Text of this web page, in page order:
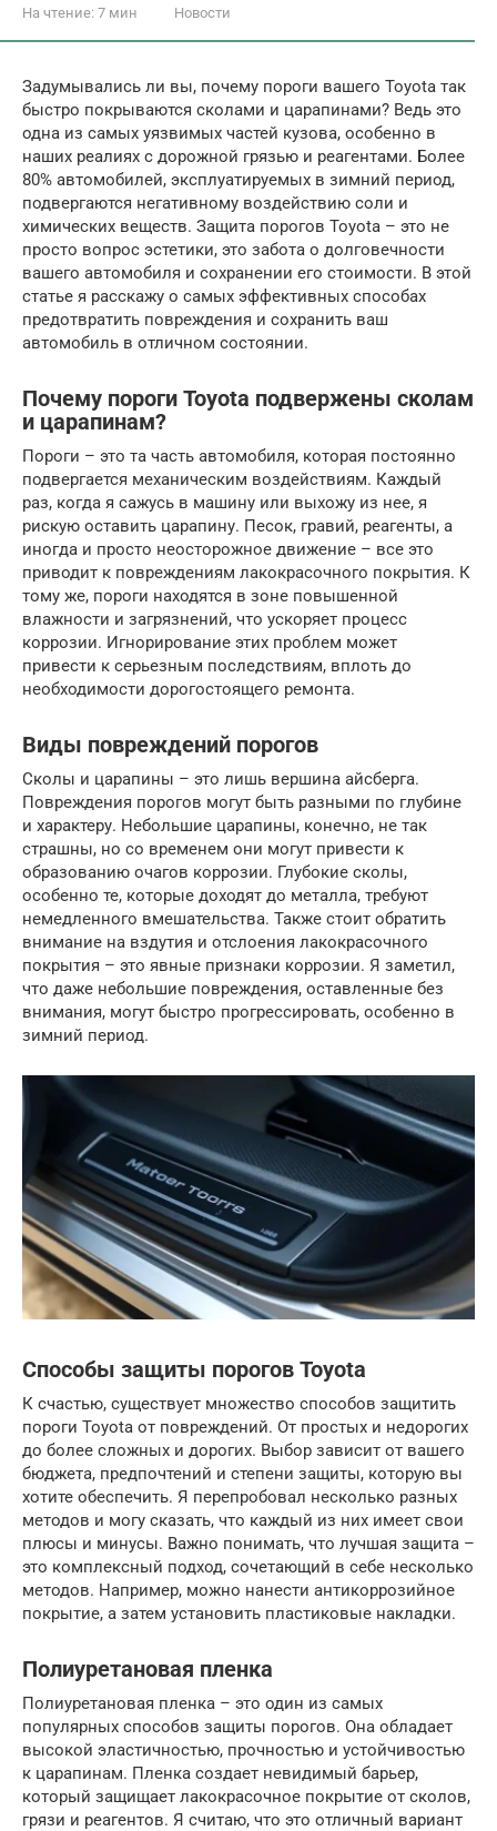
На чтение: 7 мин Новости
Задумывались ли вы, почему пороги вашего Toyota так
быстро покрываются сколами и царапинами? Ведь это
одна из самых уязвимых частей кузова, особенно в
наших реалиях с дорожной грязью и реагентами. Более
80% автомобилей, эксплуатируемых в зимний период,
подвергаются негативному воздействию соли и
химических веществ. Защита порогов Toyota – это не
просто вопрос эстетики, это забота о долговечности
вашего автомобиля и сохранении его стоимости. В этой
статье я расскажу о самых эффективных способах
предотвратить повреждения и сохранить ваш
автомобиль в отличном состоянии.
Почему пороги Toyota подвержены сколам
и царапинам?
Пороги – это та часть автомобиля, которая постоянно
подвергается механическим воздействиям. Каждый
раз, когда я сажусь в машину или выхожу из нее, я
рискую оставить царапину. Песок, гравий, реагенты, а
иногда и просто неосторожное движение – все это
приводит к повреждениям лакокрасочного покрытия. К
тому же, пороги находятся в зоне повышенной
влажности и загрязнений, что ускоряет процесс
коррозии. Игнорирование этих проблем может
привести к серьезным последствиям, вплоть до
необходимости дорогостоящего ремонта.
Виды повреждений порогов
Сколы и царапины – это лишь вершина айсберга.
Повреждения порогов могут быть разными по глубине
и характеру. Небольшие царапины, конечно, не так
страшны, но со временем они могут привести к
образованию очагов коррозии. Глубокие сколы,
особенно те, которые доходят до металла, требуют
немедленного вмешательства. Также стоит обратить
внимание на вздутия и отслоения лакокрасочного
покрытия – это явные признаки коррозии. Я заметил,
что даже небольшие повреждения, оставленные без
внимания, могут быстро прогрессировать, особенно в
зимний период.
Способы защиты порогов Toyota
К счастью, существует множество способов защитить
пороги Toyota от повреждений. От простых и недорогих
до более сложных и дорогих. Выбор зависит от вашего
бюджета, предпочтений и степени защиты, которую вы
хотите обеспечить. Я перепробовал несколько разных
методов и могу сказать, что каждый из них имеет свои
плюсы и минусы. Важно понимать, что лучшая защита –
это комплексный подход, сочетающий в себе несколько
методов. Например, можно нанести антикоррозийное
покрытие, а затем установить пластиковые накладки.
Полиуретановая пленка
Полиуретановая пленка – это один из самых
популярных способов защиты порогов. Она обладает
высокой эластичностью, прочностью и устойчивостью
к царапинам. Пленка создает невидимый барьер,
который защищает лакокрасочное покрытие от сколов,
грязи и реагентов. Я считаю, что это отличный вариант